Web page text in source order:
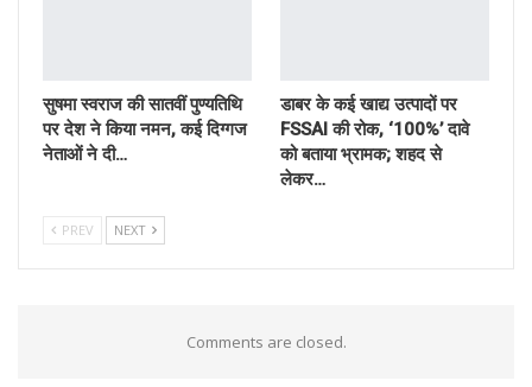
सुषमा स्वराज की सातवीं पुण्यतिथि
पर देश ने किया नमन, कई दिग्गज
नेताओं ने दी…
डाबर के कई खाद्य उत्पादों पर
FSSAI की रोक, ‘100%’ दावे
को बताया भ्रामक; शहद से
लेकर…
PREV NEXT
Comments are closed.